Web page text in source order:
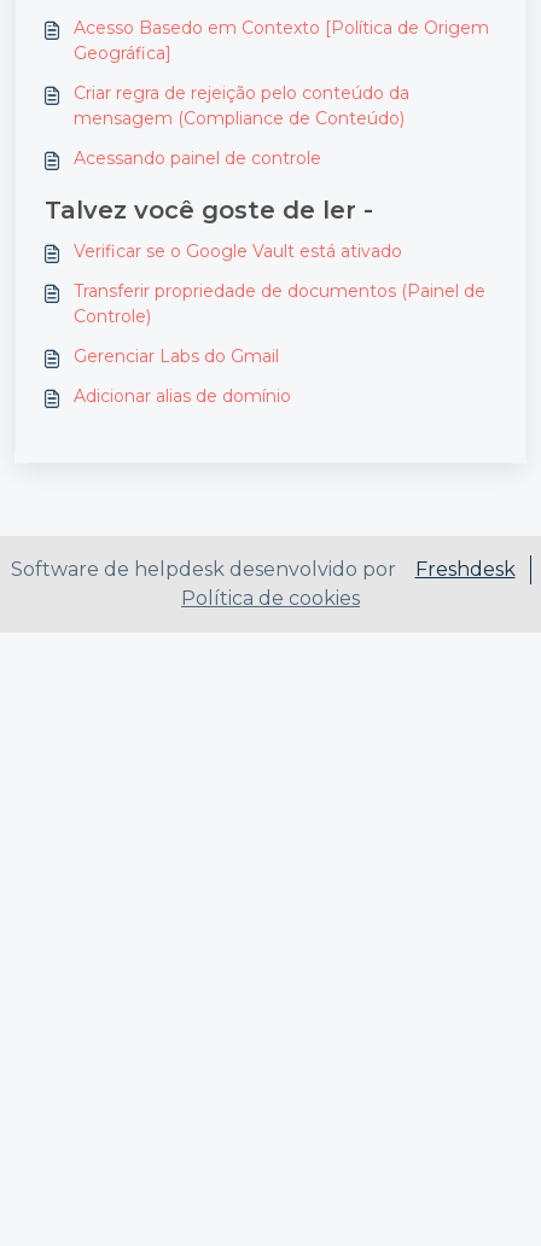
Acesso Basedo em Contexto [Política de Origem
Geográfica]
Criar regra de rejeição pelo conteúdo da
mensagem (Compliance de Conteúdo)
Acessando painel de controle
Talvez você goste de ler -
Verificar se o Google Vault está ativado
Transferir propriedade de documentos (Painel de
Controle)
Gerenciar Labs do Gmail
Adicionar alias de domínio
Software de helpdesk desenvolvido por
Freshdesk
Política de cookies